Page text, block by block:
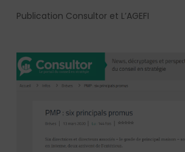
Publication Consultor et L’AGEFI